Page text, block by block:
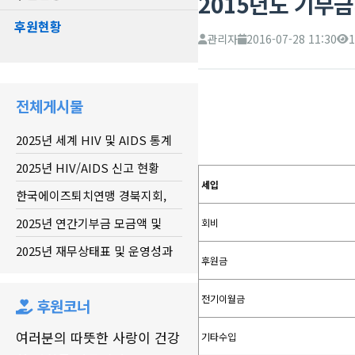
후원현황
전체게시물
2025년 세계 HIV 및 AIDS 통계
2025년 HIV/AIDS 신고 현황
한국에이즈퇴치연맹 경북지회,
20...
2025년 연간기부금 모금액 및
활...
2025년 재무상태표 및 운영성과
후원코너
여러분의 따뜻한 사랑이 건강
관리자 2016-07-28 11:30
세입
회비
후원금
전기이월금
기타수입